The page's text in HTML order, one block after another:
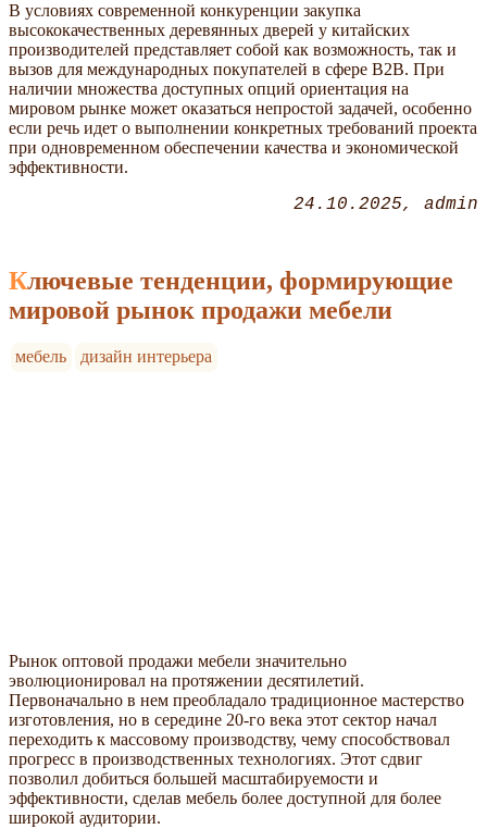
В условиях современной конкуренции закупка
высококачественных деревянных дверей у китайских
производителей представляет собой как возможность, так и
вызов для международных покупателей в сфере B2B. При
наличии множества доступных опций ориентация на
мировом рынке может оказаться непростой задачей, особенно
если речь идет о выполнении конкретных требований проекта
при одновременном обеспечении качества и экономической
эффективности.
24.10.2025 admin
Ключевые тенденции, формирующие
мировой рынок продажи мебели
мебель дизайн интерьера
Рынок оптовой продажи мебели значительно
эволюционировал на протяжении десятилетий.
Первоначально в нем преобладало традиционное мастерство
изготовления, но в середине 20-го века этот сектор начал
переходить к массовому производству, чему способствовал
прогресс в производственных технологиях. Этот сдвиг
позволил добиться большей масштабируемости и
эффективности, сделав мебель более доступной для более
широкой аудитории.